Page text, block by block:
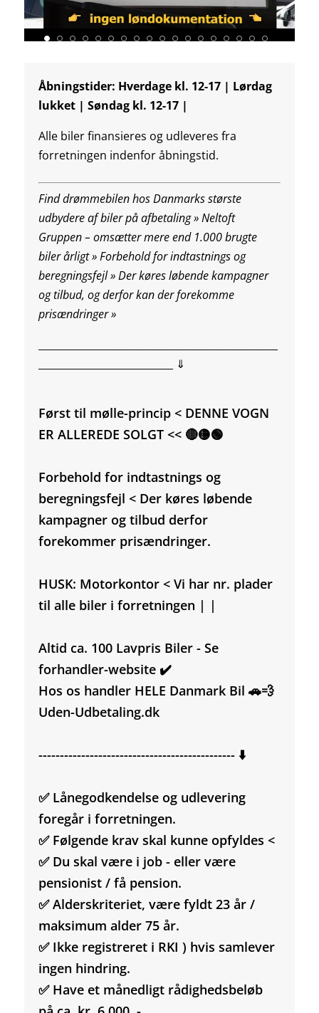
Åbningstider: Hverdage kl. 12-17 | Lørdag
lukket | Søndag kl. 12-17 |
Alle biler finansieres og udleveres fra
forretningen indenfor åbningstid.
Find drømmebilen hos Danmarks største
udbydere af biler på afbetaling » Neltoft
Gruppen – omsætter mere end 1.000 brugte
biler årligt » Forbehold for indtastnings og
beregningsfejl »Der køres løbende kampagner
og tilbud, og derfor kan der forekomme
prisændringer »
___________________________ ⇓
Først til mølle-princip < DENNE VOGN
ER ALLEREDE SOLGT << 🔴🟡🟢
Forbehold for indtastnings og
beregningsfejl < Der køres løbende
kampagner og tilbud derfor
forekommer prisændringer.
HUSK: Motorkontor < Vi har nr. plader
til alle biler i forretningen | |
Altid ca. 100 Lavpris Biler - Se
forhandler-website ✔️
Hos os handler HELE Danmark Bil 🚗💨
Uden-Udbetaling.dk
---------------------------------------------- ⬇️
✅ Lånegodkendelse og udlevering
foregår i forretningen.
✅ Følgende krav skal kunne opfyldes <
✅ Du skal være i job - eller være
pensionist / få pension.
✅ Alderskriteriet, være fyldt 23 år /
maksimum alder 75 år.
✅ Ikke registreret i RKI ) hvis samlever
ingen hindring.
✅ Have et månedligt rådighedsbeløb